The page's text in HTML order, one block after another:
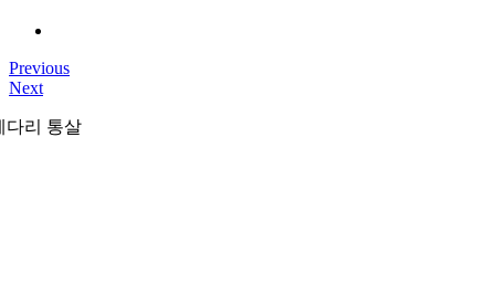
Previous
Next
다리 통살